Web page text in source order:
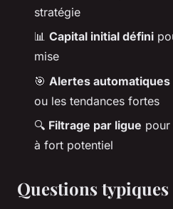
stratégie
📊 Capital initial défini
mise
🎯 Alertes automatiques
ou les tendances fortes
🔍 Filtrage par ligue pour
à fort potentiel
Questions typiques